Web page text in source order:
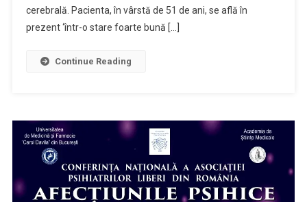
cerebrală. Pacienta, în vârstă de 51 de ani, se află în
prezent ‘într-o stare foarte bună […]
Continue Reading